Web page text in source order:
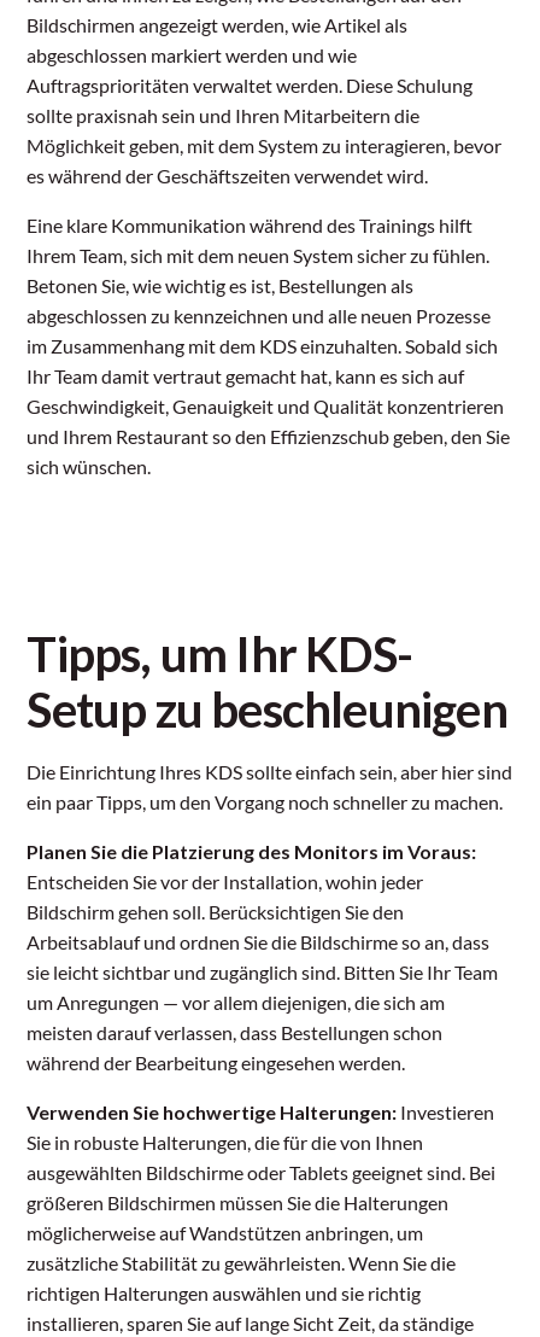
Bildschirmen angezeigt werden, wie Artikel als
abgeschlossen markiert werden und wie
Auftragsprioritäten verwaltet werden. Diese Schulung
sollte praxisnah sein und Ihren Mitarbeitern die
Möglichkeit geben, mit dem System zu interagieren, bevor
es während der Geschäftszeiten verwendet wird.
Eine klare Kommunikation während des Trainings hilft
Ihrem Team, sich mit dem neuen System sicher zu fühlen.
Betonen Sie, wie wichtig es ist, Bestellungen als
abgeschlossen zu kennzeichnen und alle neuen Prozesse
im Zusammenhang mit dem KDS einzuhalten. Sobald sich
Ihr Team damit vertraut gemacht hat, kann es sich auf
Geschwindigkeit, Genauigkeit und Qualität konzentrieren
und Ihrem Restaurant so den Effizienzschub geben, den Sie
sich wünschen.
Tipps, um Ihr KDS-
Setup zu beschleunigen
Die Einrichtung Ihres KDS sollte einfach sein, aber hier sind
ein paar Tipps, um den Vorgang noch schneller zu machen.
Planen Sie die Platzierung des Monitors im Voraus:
Entscheiden Sie vor der Installation, wohin jeder
Bildschirm gehen soll. Berücksichtigen Sie den
Arbeitsablauf und ordnen Sie die Bildschirme so an, dass
sie leicht sichtbar und zugänglich sind. Bitten Sie Ihr Team
um Anregungen — vor allem diejenigen, die sich am
meisten darauf verlassen, dass Bestellungen schon
während der Bearbeitung eingesehen werden.
Verwenden Sie hochwertige Halterungen: Investieren
Sie in robuste Halterungen, die für die von Ihnen
ausgewählten Bildschirme oder Tablets geeignet sind. Bei
größeren Bildschirmen müssen Sie die Halterungen
möglicherweise auf Wandstützen anbringen, um
zusätzliche Stabilität zu gewährleisten. Wenn Sie die
richtigen Halterungen auswählen und sie richtig
installieren, sparen Sie auf lange Sicht Zeit, da ständige